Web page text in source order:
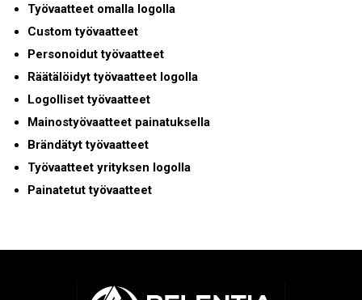
Työvaatteet omalla logolla
Custom työvaatteet
Personoidut työvaatteet
Räätälöidyt työvaatteet logolla
Logolliset työvaatteet
Mainostyövaatteet painatuksella
Brändätyt työvaatteet
Työvaatteet yrityksen logolla
Painatetut työvaatteet